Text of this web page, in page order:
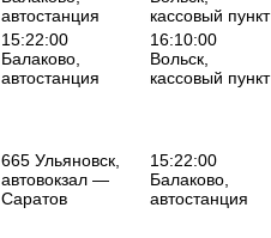
автостанция
кассовый пункт
15:22:00
Балаково,
автостанция
16:10:00
Вольск,
кассовый пункт
665 Ульяновск,
автовокзал —
Саратов
15:22:00
Балаково,
автостанция